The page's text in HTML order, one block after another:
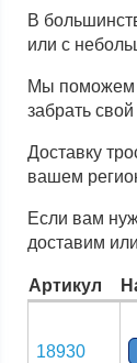
В
или с
Мы поможем
забрать
Доставку
вашем
Если вам
доставим
Артикул
18930